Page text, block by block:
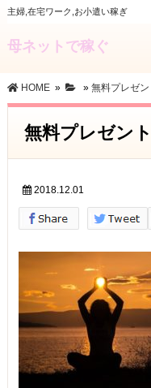
主婦,在宅ワーク,お小遣い稼ぎ
母ネットで稼ぐ
HOME» » 無料プレゼ
無料プレゼン
2018.12.01